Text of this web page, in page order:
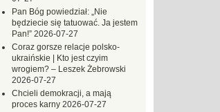
Pan Bóg powiedział: „Nie
będziecie się tatuować. Ja jestem
Pan!” 2026-07-27
Coraz gorsze relacje polsko-
ukraińskie | Kto jest czyim
wrogiem? – Leszek Żebrowski
2026-07-27
Chcieli demokracji, a mają
proces karny 2026-07-27